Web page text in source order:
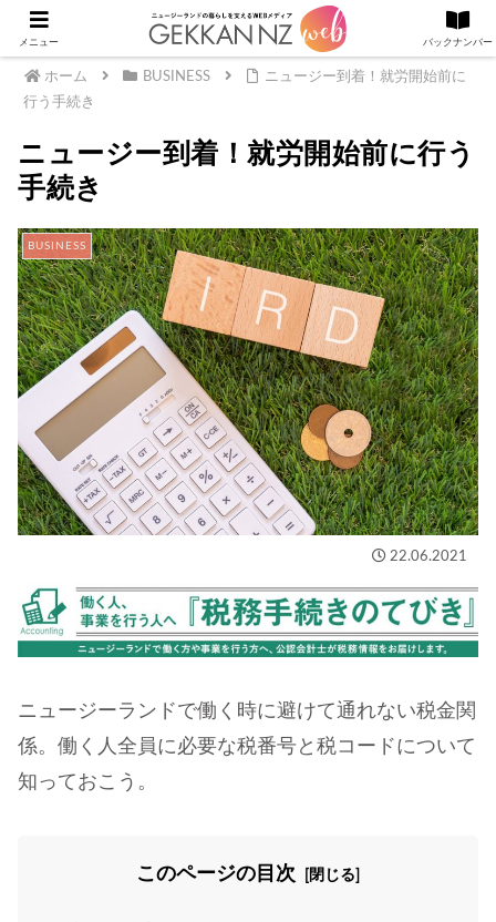
ホーム BUSINESS
ニュージー到着！就労開始前に
行う手続き
ニュージー到着！就労開始前に行う
手続き
BUSINESS
22.06.2021
ニュージーランドで働く時に避けて通れない税金関
係。働く人全員に必要な税番号と税コードについて
知っておこう。
このページの目次
メニュー バックナンバー